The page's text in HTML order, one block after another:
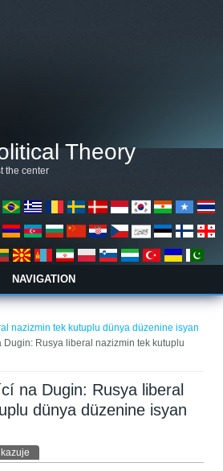
Theory
the center
NAVIGATION
nazizmin tek kutuplu dünya düzenine isyan
Dugin: Rusya liberal nazizmin tek kutuplu
na Dugin: Rusya liberal
dünya düzenine isyan